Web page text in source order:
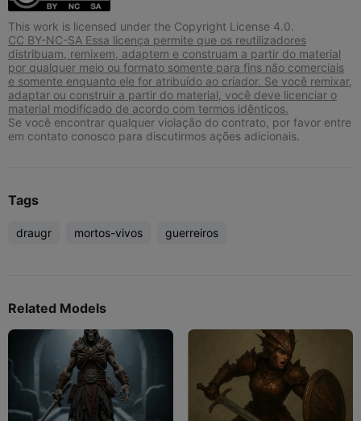
This work is licensed under the Copyright License 4.0.
CC BY-NC-SA Essa licença permite que os reutilizadores
distribuam, remixem, adaptem e construam a partir do material
por qualquer meio ou formato somente para fins não comerciais
e somente enquanto ele for atribuído ao criador. Se você remixar,
adaptar ou construir a partir do material, você deve licenciar o
material modificado de acordo com termos idênticos.
Se você encontrar qualquer violação do contrato, por favor entre
em contato conosco para discutirmos ações adicionais.
Tags
draugr mortos-vivos guerreiros
Related Models